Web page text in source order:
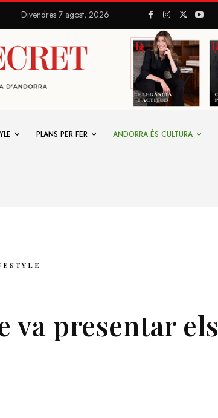
Divendres 7 agost, 2026
PLANS PER FER ANDORRA ÉS CULTURA
va presentar els